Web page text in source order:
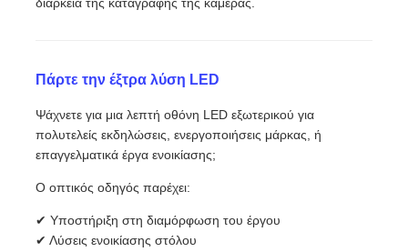
Πάρτε την έξτρα λύση LED
Ψάχνετε για μια λεπτή οθόνη LED εξωτερικού για
πολυτελείς εκδηλώσεις, ενεργοποιήσεις μάρκας, ή
επαγγελματικά έργα ενοικίασης;
Ο οπτικός οδηγός παρέχει:
✔ Υποστήριξη στη διαμόρφωση του έργου
✔ Λύσεις ενοικίασης στόλου